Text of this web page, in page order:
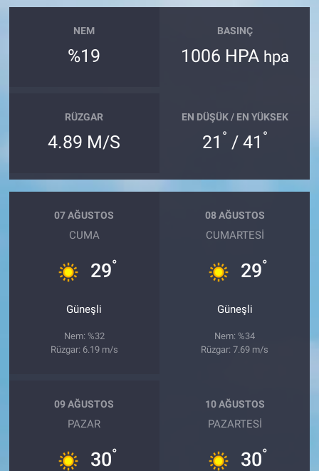
NEM
%19
BASINÇ
1006 HPA hpa
RÜZGAR
4.89 M/S
EN DÜŞÜK / EN YÜKSEK
21 ° / 41 °
07 AĞUSTOS
CUMA
29°
Güneşli
Nem: %32
Rüzgar: 6.19 m/s
08 AĞUSTOS
CUMARTESI
29°
Güneşli
Nem: %34
Rüzgar: 7.69 m/s
09 AĞUSTOS
PAZAR
30°
10 AĞUSTOS
PAZARTESI
30°